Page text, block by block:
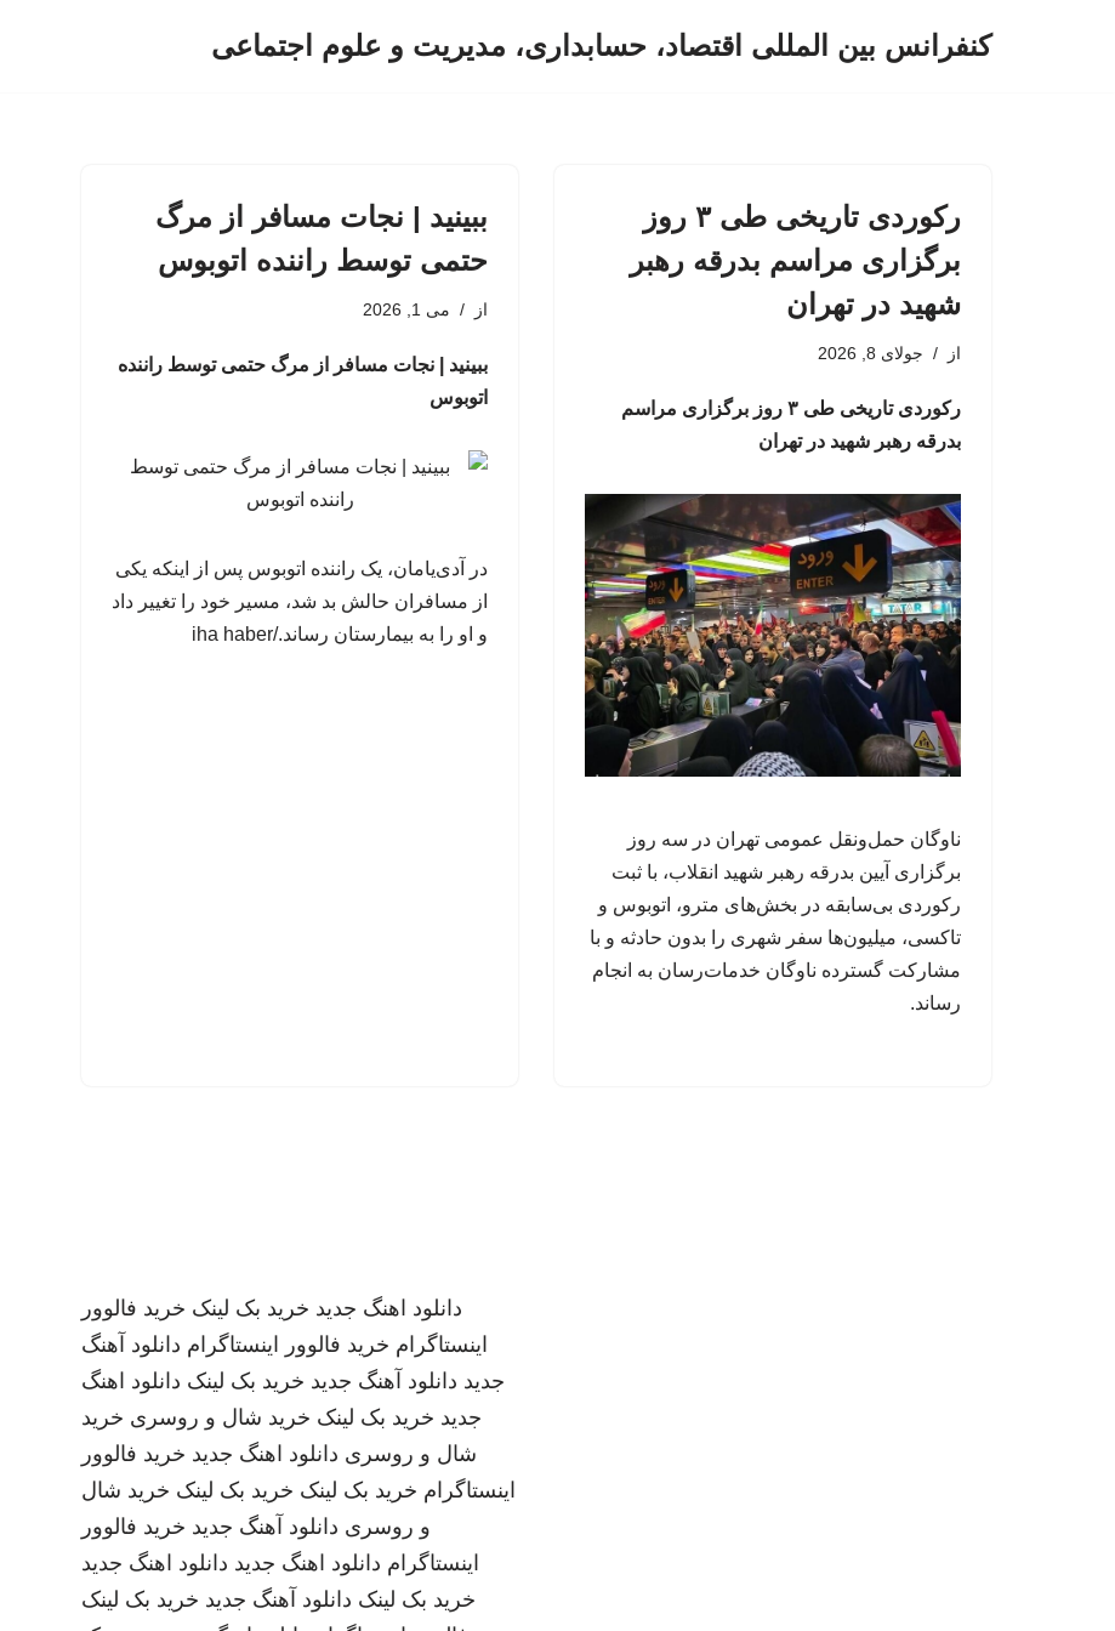
کنفرانس بین المللی اقتصاد، حسابداری، مدیریت و علوم اجتماعی
رکوردی تاریخی طی ۳ روز
برگزاری مراسم بدرقه رهبر
شهید در تهران
از جولای 8, 2026
رکوردی تاریخی طی ۳ روز برگزاری مراسم
بدرقه رهبر شهید در تهران
ناوگان حمل‌ونقل عمومی تهران در سه روز
برگزاری آیین بدرقه رهبر شهید انقلاب، با ثبت
رکوردی بی‌سابقه در بخش‌های مترو، اتوبوس و
تاکسی، میلیون‌ها سفر شهری را بدون حادثه و با
مشارکت گسترده ناوگان خدمات‌رسان به انجام
رساند.
ببینید | نجات مسافر از مرگ
حتمی توسط راننده اتوبوس
از می 1, 2026
ببینید | نجات مسافر از مرگ حتمی توسط راننده
اتوبوس
در آدی‌یامان، یک راننده اتوبوس پس از اینکه یکی
از مسافران حالش بد شد، مسیر خود را تغییر داد
و او را به بیمارستان رساند./iha haber
دانلود اهنگ جدید خرید بک لینک خرید فالوور
اینستاگرام خرید فالوور اینستاگرام دانلود آهنگ
جدید دانلود آهنگ جدید خرید بک لینک دانلود اهنگ
جدید خرید بک لینک خرید شال و روسری خرید
شال و روسری دانلود اهنگ جدید خرید فالوور
اینستاگرام خرید بک لینک خرید بک لینک خرید شال
و روسری دانلود آهنگ جدید خرید فالوور
اینستاگرام دانلود اهنگ جدید دانلود اهنگ جدید
خرید بک لینک دانلود آهنگ جدید خرید بک لینک